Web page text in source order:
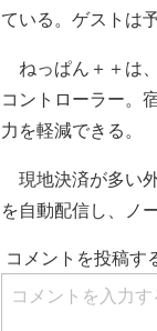
ている。ゲストは
ねっぱん＋＋は
コントローラー。
力を軽減できる。
現地決済が多い
を自動配信し、ノ